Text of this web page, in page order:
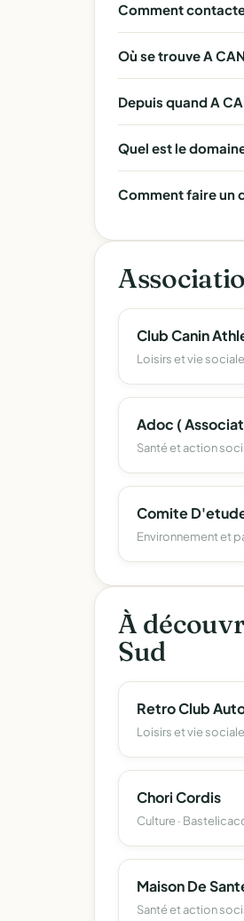
Comment
Où se trouve A
Depuis quand A
Quel est le
Comment faire un
Club Canin
Loisirs et vie sociale
Santé et action
Environnement et
À
Sud
Retro Club
Loisirs et vie sociale
Chori Cordis
Culture ·
Santé et action